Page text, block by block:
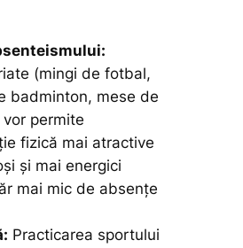
(mingi de fotbal,
badminton, mese de
permite
fizică mai atractive
și mai energici
mai mic de absențe
Practicarea sportului